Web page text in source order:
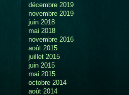
décembre 2019
novembre 2019
juin 2018
mai 2018
novembre 2016
août 2015
juillet 2015
juin 2015
mai 2015
octobre 2014
août 2014